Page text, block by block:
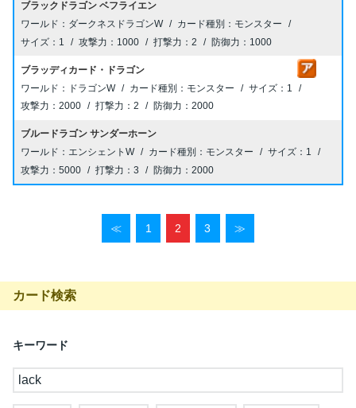
ブラックドラゴン ベフライエン
ダークネスドラゴンW
モンスター
1
1000 2 1000
ブラッディカード・ドラゴン
ドラゴンW
モンスター
1
2000
2 2000
ブルードラゴン サンダーホーン
エンシェントW
モンスター
1
5000
3 2000
≪ 1 2 3 ≫
カード検索
キーワード